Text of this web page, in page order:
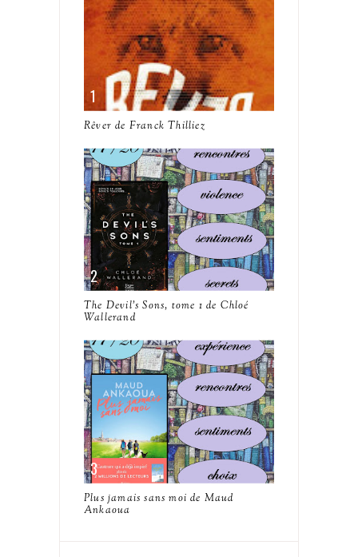
Rêver de Franck Thilliez
The Devil's Sons, tome 1 de Chloé
Wallerand
Plus jamais sans moi de Maud
Ankaoua